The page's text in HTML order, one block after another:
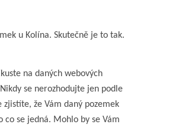
u Kolína. Skutečně je to tak.
na daných webových
se nerozhodujte jen podle
že Vám daný pozemek
se jedná. Mohlo by se Vám